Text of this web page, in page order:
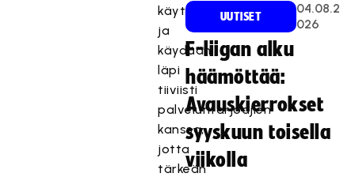
käyty
ja
käydään
läpi
tiiviisti
palveluntarjoajien
kanssa,
jotta
tärkeän
UUTISET
04.08.2
026
F-liigan alku
häämöttää:
Avauskierrokset
syyskuun toisella
viikolla